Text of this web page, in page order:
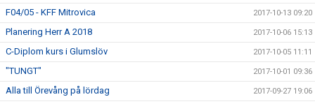
F04/05 - KFF Mitrovica 2017-10-13 09:20
Planering Herr A 2018 2017-10-06 15:13
C-Diplom kurs i Glumslöv 2017-10-05 11:11
"TUNGT" 2017-10-01 09:36
Alla till Örevång på lördag 2017-09-27 19:06